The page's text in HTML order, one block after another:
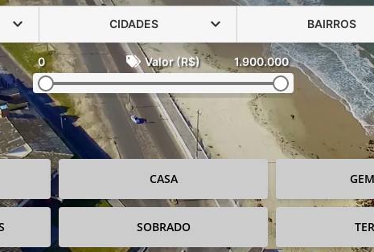
CIDADES BAIRROS
0 Valor (R$) 1.900.000
CASA
SOBRADO